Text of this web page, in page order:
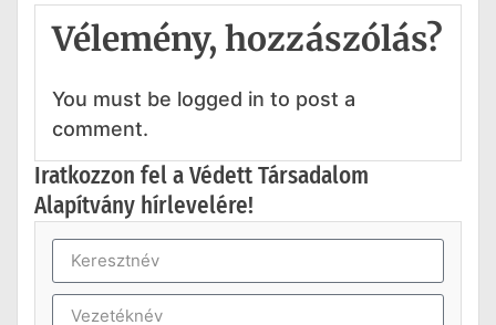
Vélemény, hozzászólás?
You must be logged in to post a
comment.
Iratkozzon fel a Védett Társadalom
Alapítvány hírlevelére!